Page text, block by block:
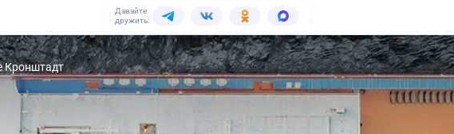
Давайте
дружить:
Кронштадт